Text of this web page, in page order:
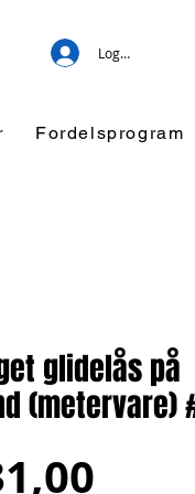
Logg inn
Fordelsprogram
glidelås på
(metervare)